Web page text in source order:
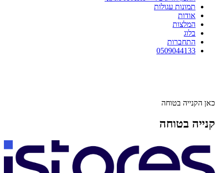
תמונות עגולות
אודות
המלצות
בלוג
התחברות
0509044133
כאן הקנייה בטוחה
קנייה בטוחה